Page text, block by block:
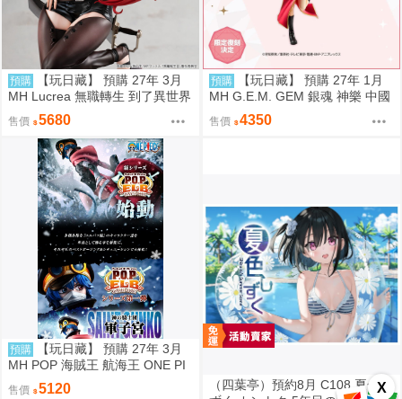
X
預購
【玩日藏】 預購 27年 3月
MH Lucrea 無職轉生 到了異世界
就拿出真本事 艾莉絲 代理版
售價 5680
預購
【玩日藏】 預購 27年 1月
MH G.E.M. GEM 銀魂 神樂 中國
風 旗袍 限定復刻版 代理版
售價 4350
預購
【玩日藏】 預購 27年 3月
MH POP 海賊王 航海王 ONE PI
ECE Elevated Boost Knights of
售價 5120
（四葉亭）預約8月 C108 夏色し